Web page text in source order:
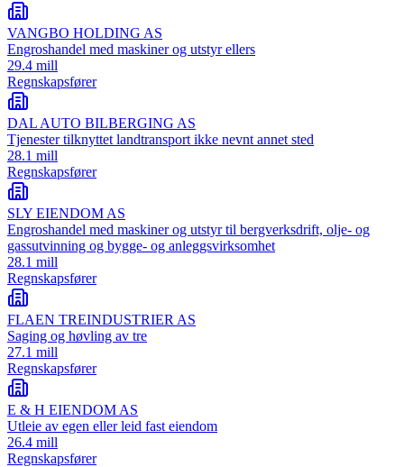
VANGBO HOLDING AS
Engroshandel med maskiner og utstyr ellers
29.4 mill
Regnskapsfører
DAL AUTO BILBERGING AS
Tjenester tilknyttet landtransport ikke nevnt annet sted
28.1 mill
Regnskapsfører
SLY EIENDOM AS
Engroshandel med maskiner og utstyr til bergverksdrift, olje- og
gassutvinning og bygge- og anleggsvirksomhet
28.1 mill
Regnskapsfører
FLAEN TREINDUSTRIER AS
Saging og høvling av tre
27.1 mill
Regnskapsfører
E & H EIENDOM AS
Utleie av egen eller leid fast eiendom
26.4 mill
Regnskapsfører